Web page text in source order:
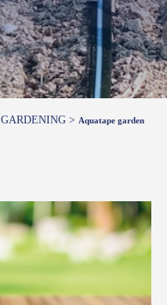
GARDENING > Aquatape garden